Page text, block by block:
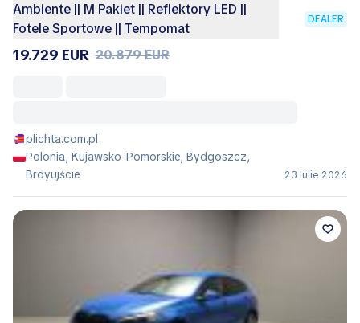
Ambiente || M Pakiet || Reflektory LED ||
Fotele Sportowe || Tempomat
DEALER
19.729 EUR 20.879 EUR
plichta.com.pl
Polonia, Kujawsko-Pomorskie, Bydgoszcz,
Brdyujście
23 Iulie 2026